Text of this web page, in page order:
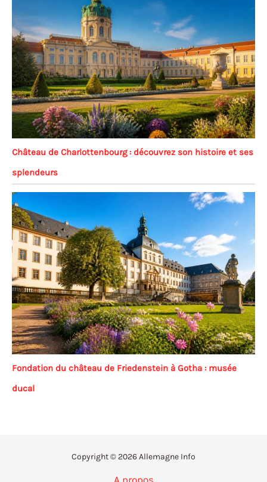
Château de Charlottenbourg : découvrez son histoire et ses
splendeurs
Fondation du château de Friedenstein à Gotha : musée
ducal
Copyright © 2026 Allemagne Info